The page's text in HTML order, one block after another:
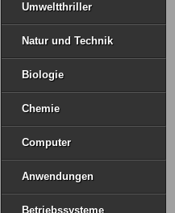
Umweltthriller
Natur und Technik
Biologie
Chemie
Computer
Anwendungen
Betriebssysteme